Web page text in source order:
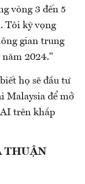
vòng 3 đến 5
Tôi kỳ vọng
gian trung
năm 2024."
họ sẽ đầu tư
Malaysia để mở
trên khắp
THUẬN